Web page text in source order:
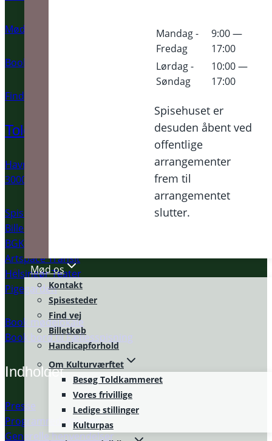
Mandag -
Fredag
9:00 —
17:00
Lørdag -
Søndag
10:00 —
17:00
Spisehuset er
desuden åbent ved
offentlige
arrangementer
frem til
arrangementet
slutter.
Mød os
Kontakt
Spisesteder
Find vej
Billetkøb
Handicapforhold
Om Kulturværftet
Besøg Toldkammeret
Vores frivillige
Ledige stillinger
Kulturpas
Mød vores frivillige
Book mødelokale
Find vej
Toldkammeret
Havnepladsen 1
3000 Helsingør
Spisekammeret
Billedskolen
BGK Artlab
Artspace Transit
Helsingør Teater
Pigegarden
Book mødelokale
Book bord til Fællesspisning
Indholdet
Presse
Programredaktionen
Generelle henvendelser